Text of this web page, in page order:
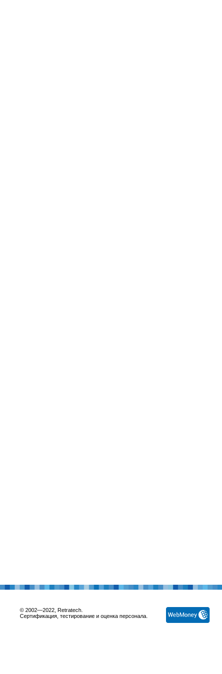
© 2002—2022, Retratech.
Сертификация, тестирование и оценка персонала.